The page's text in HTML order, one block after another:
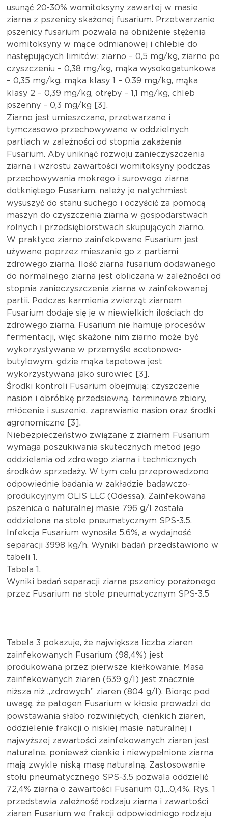
usunąć 20-30% womitoksyny zawartej w masie
ziarna z pszenicy skażonej fusarium. Przetwarzanie
pszenicy fusarium pozwala na obniżenie stężenia
womitoksyny w mące odmianowej i chlebie do
następujących limitów: ziarno – 0,5 mg/kg, ziarno po
czyszczeniu – 0,38 mg/kg, mąka wysokogatunkowa
– 0,35 mg/kg, mąka klasy 1 – 0,39 mg/kg, mąka
klasy 2 – 0,39 mg/kg, otręby – 1,1 mg/kg, chleb
pszenny – 0,3 mg/kg [3].
Ziarno jest umieszczane, przetwarzane i
tymczasowo przechowywane w oddzielnych
partiach w zależności od stopnia zakażenia
Fusarium. Aby uniknąć rozwoju zanieczyszczenia
ziarna i wzrostu zawartości womitoksyny podczas
przechowywania mokrego i surowego ziarna
dotkniętego Fusarium, należy je natychmiast
wysuszyć do stanu suchego i oczyścić za pomocą
maszyn do czyszczenia ziarna w gospodarstwach
rolnych i przedsiębiorstwach skupujących ziarno.
W praktyce ziarno zainfekowane Fusarium jest
używane poprzez mieszanie go z partiami
zdrowego ziarna. Ilość ziarna fusarium dodawanego
do normalnego ziarna jest obliczana w zależności od
stopnia zanieczyszczenia ziarna w zainfekowanej
partii. Podczas karmienia zwierząt ziarnem
Fusarium dodaje się je w niewielkich ilościach do
zdrowego ziarna. Fusarium nie hamuje procesów
fermentacji, więc skażone nim ziarno może być
wykorzystywane w przemyśle acetonowo-
butylowym, gdzie mąka tapetowa jest
wykorzystywana jako surowiec [3].
Środki kontroli Fusarium obejmują: czyszczenie
nasion i obróbkę przedsiewną, terminowe zbiory,
młócenie i suszenie, zaprawianie nasion oraz środki
agronomiczne [3].
Niebezpieczeństwo związane z ziarnem Fusarium
wymaga poszukiwania skutecznych metod jego
oddzielania od zdrowego ziarna i technicznych
środków sprzedaży. W tym celu przeprowadzono
odpowiednie badania w zakładzie badawczo-
produkcyjnym OLIS LLC (Odessa). Zainfekowana
pszenica o naturalnej masie 796 g/l została
oddzielona na stole pneumatycznym SPS-3.5.
Infekcja Fusarium wynosiła 5,6%, a wydajność
separacji 3998 kg/h. Wyniki badań przedstawiono w
tabeli 1.
Tabela 1.
Wyniki badań separacji ziarna pszenicy porażonego
przez Fusarium na stole pneumatycznym SPS-3.5
Tabela 3 pokazuje, że największa liczba ziaren
zainfekowanych Fusarium (98,4%) jest
produkowana przez pierwsze kiełkowanie. Masa
zainfekowanych ziaren (639 g/l) jest znacznie
niższa niż „zdrowych” ziaren (804 g/l). Biorąc pod
uwagę, że patogen Fusarium w kłosie prowadzi do
powstawania słabo rozwiniętych, cienkich ziaren,
oddzielenie frakcji o niskiej masie naturalnej i
najwyższej zawartości zainfekowanych ziaren jest
naturalne, ponieważ cienkie i niewypełnione ziarna
mają zwykle niską masę naturalną. Zastosowanie
stołu pneumatycznego SPS-3.5 pozwala oddzielić
72,4% ziarna o zawartości Fusarium 0,1…0,4%. Rys. 1
przedstawia zależność rodzaju ziarna i zawartości
ziaren Fusarium we frakcji odpowiedniego rodzaju